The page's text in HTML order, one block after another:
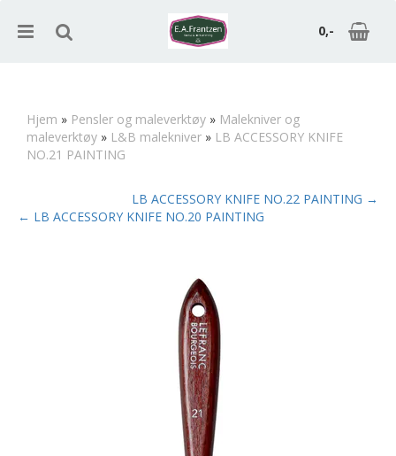
0,-
Hjem » Pensler og maleverktøy » Malekniver og
maleverktøy » L&B malekniver » LB ACCESSORY KNIFE
NO.21 PAINTING
LB ACCESSORY KNIFE NO.22 PAINTING →
← LB ACCESSORY KNIFE NO.20 PAINTING
Nullstill
Trykk ENTER for å søke